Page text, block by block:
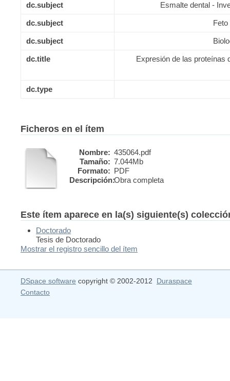
dc.subject Esmalte dental -
dc.subject
dc.subject
dc.title Expresión de las proteínas
dc.type
Ficheros en el ítem
Nombre: 435064.pdf
Tamaño: 7.044Mb
Formato: PDF
Descripción:Obra completa
Este ítem aparece en la(s) siguiente(s)
Doctorado
Tesis de Doctorado
Mostrar el registro sencillo del ítem
DSpace software copyright © 2002-2012 Duraspace
Contacto